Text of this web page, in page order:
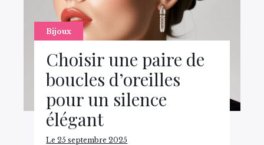
Bijoux
Choisir une paire de
boucles d’oreilles
pour un silence
élégant
Le 25 septembre 2025